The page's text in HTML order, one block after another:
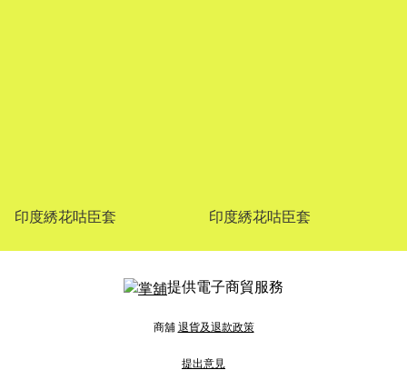
印度綉花咕臣套 印度綉花咕臣套
提供電子商貿服務
商舖 退貨及退款政策
提出意見